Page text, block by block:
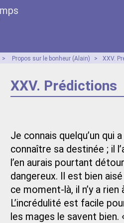
> Propos sur le bonheur (Alain) > XXV.
XXV. Prédictions
Je connais quelqu’un qui
connaître sa destinée ; il
l’en aurais pourtant
dangereux. Il est bien
ce moment-là, il n’y a
L’incrédulité est facile
les mages le savent